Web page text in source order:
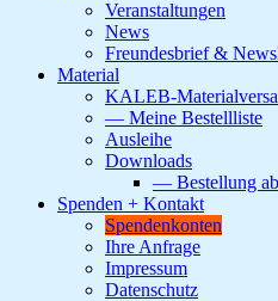
Veranstaltungen
News
Freundesbrief &
Material
KALEB-
— Meine Bestellliste
Ausleihe
Downloads
— Bestellung
Spenden + Kontakt
Spendenkonten
Ihre Anfrage
Impressum
Datenschutz